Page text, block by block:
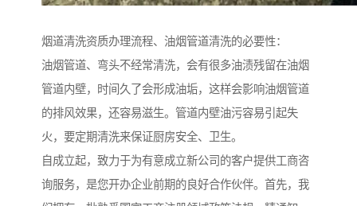
烟道清洗资质办理流程、油烟管道清洗的必要性：
油烟管道、弯头不经常清洗，会有很多油渍残留在油烟
管道内壁，时间久了会形成油垢，这样会影响油烟管道
的排风效果，还容易滋生。管道内壁油污容易引起失
火，要定期清洗来保证厨房安全、卫生。
自成立起，致力于为有意成立新公司的客户提供工商咨
询服务，是您开办企业前期的良好合作伙伴。首先，我